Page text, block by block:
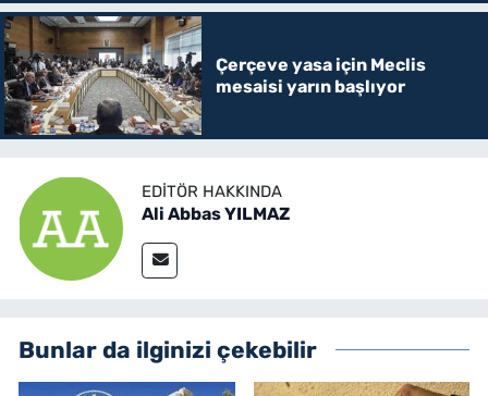
Çerçeve yasa için Meclis
mesaisi yarın başlıyor
EDITÖR HAKKINDA
Ali Abbas YILMAZ
Bunlar da ilginizi çekebilir